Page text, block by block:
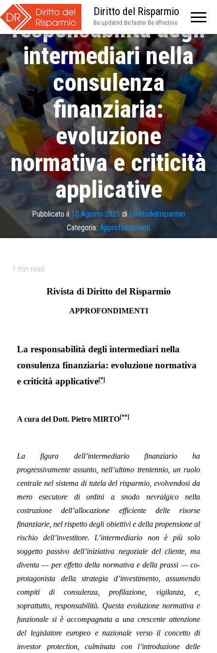
Diritto del Risparmio
Be updated Be faster Be effective
responsabilità degli
intermediari nella
consulenza
finanziaria:
evoluzione
normativa e criticità
applicative
Pubblicato il 10 Agosto 2025 di Dirittodelrisparmio
Categoria: Approfondimenti
Tag consulenza finanziaria,intermediari,responsabilità intermediari
1 min read
Rivista di Diritto del Risparmio
APPROFONDIMENTI
La responsabilità degli intermediari nella
consulenza finanziaria: evoluzione normativa
e criticità applicative[*]
A cura del Dott. Pietro MIRTO[**]
La figura dell’intermediario finanziario ha
progressivamente assunto, nell’ultimo trentennio, un ruolo
centrale nel sistema di tutela del risparmio, evolvendosi da
mero esecutore di ordini a snodo nevralgico nella
costruzione dell’allocazione efficiente delle risorse
finanziarie, nel rispetto degli obiettivi e della propensione al
rischio dell’investitore. L’intermediario non è più solo
soggettopassivo dell’iniziativa negoziale del cliente, ma
diventa — per effetto della normativa e della prassi — co-
protagonista della strategia d’investimento, assumendo
compiti di consulenza, profilazione, vigilanza, e,
soprattutto, responsabilità. Questa evoluzione normativa e
funzionale si è accompagnata a una crescente attenzione
del legislatore europeo e nazionale verso il concetto di
investor protection, culminata con l’introduzione delle